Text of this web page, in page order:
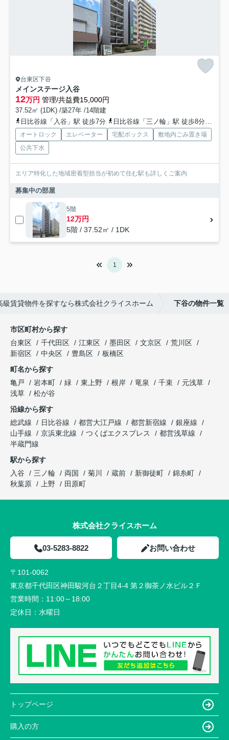
台東区下谷
メインステージ入谷
12万円 管理/共益費15,000円
37.52㎡ (1DK) /築27年 /14階建
日比谷線「入谷」駅 徒歩7分
日比谷線「三ノ輪」駅 徒歩8分
オートロック エレベーター 宅配ボックス
敷地内ごみ置き場
公共下水
エリア特化した地域密着型担当が初めて住む駅も詳しくご案内
募集中の部屋
5階
12万円
5階 / 37.52㎡ / 1DK
1
賃貸物件を探すなら株式会社クライスホーム 下谷の物件一覧
市区町村から探す
台東区
千代田区 江東区 墨田区 文京区
荒川区
新宿区
中央区 豊島区
板橋区
町名から探す
亀戸
岩本町 緑 東上野 根岸 竜泉 千束
元浅草
浅草
松が谷
沿線から探す
総武線
日比谷線 都営大江戸線 都営新宿線
銀座線
山手線
京浜東北線 つくばエクスプレス
都営浅草線
半蔵門線
駅から探す
入谷
三ノ輪 両国 菊川 蔵前 新御徒町
錦糸町
秋葉原
上野 田原町
株式会社クライスホーム
03-5283-8822 お問い合わせ
〒101-0062
東京都千代田区神田駿河台２丁目4-4 第２御茶ノ水ビル２Ｆ
営業時間： 11:00～18:00
定休日： 水曜日
トップページ
購入の方